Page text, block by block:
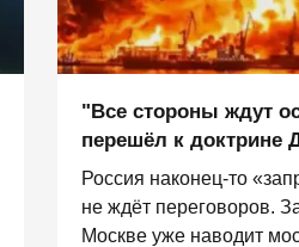
"Все стороны ждут
перешёл к доктрине
Россия наконец-то
не ждёт переговоров.
Москве уже наводит